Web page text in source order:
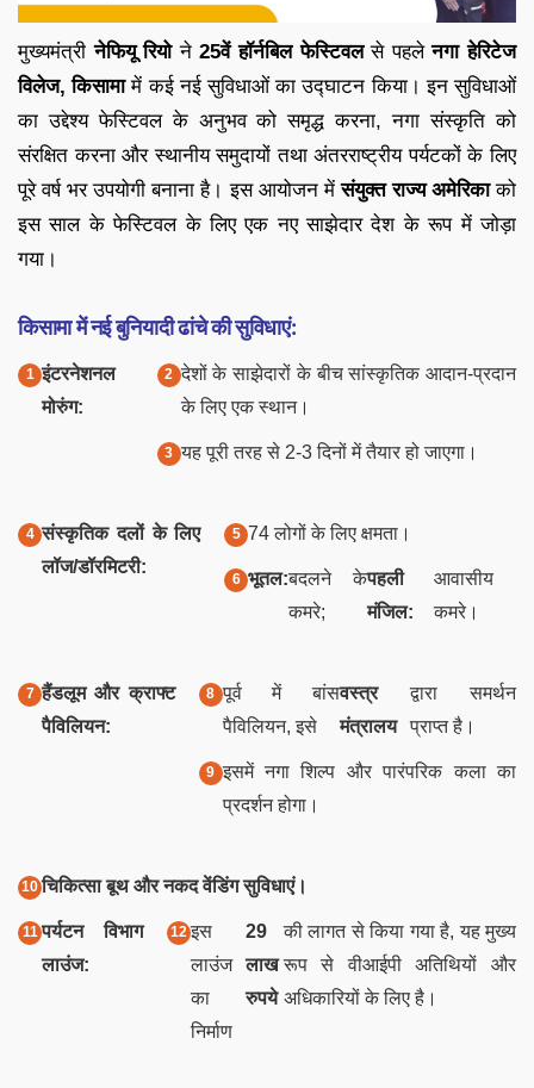
मुख्यमंत्रीनेफियू रियोने25वें हॉर्नबिल फेस्टिवलसे पहलेनगा हेरिटेज
विलेज, किसामामें कई नई सुविधाओं का उद्घाटन किया। इन सुविधाओं
का उद्देश्य फेस्टिवल के अनुभव को समृद्ध करना, नगा संस्कृति को
संरक्षित करना और स्थानीय समुदायों तथा अंतरराष्ट्रीय पर्यटकों के लिए
पूरे वर्ष भर उपयोगी बनाना है। इस आयोजन मेंसंयुक्त राज्य अमेरिकाको
इस साल के फेस्टिवल के लिए एक नए साझेदार देश के रूप में जोड़ा
गया।
किसामा में नई बुनियादी ढांचे की सुविधाएं:
इंटरनेशनल
मोरुंग:
देशों के साझेदारों के बीच सांस्कृतिक आदान-प्रदान
के लिए एक स्थान।
यह पूरी तरह से 2-3 दिनों में तैयार हो जाएगा।
संस्कृतिक दलों के लिए
लॉज/डॉरमिटरी:
74 लोगों के लिए क्षमता।
भूतल:बदलने के
कमरे;
पहली
मंजिल:
आवासीय
कमरे।
हैंडलूम और क्राफ्ट
पैविलियन:
पूर्व में बांस
पैविलियन, इसे
वस्त्र
मंत्रालय
द्वारा समर्थन
प्राप्त है।
इसमें नगा शिल्प और पारंपरिक कला का
प्रदर्शन होगा।
चिकित्सा बूथ और नकद वेंडिंग सुविधाएं।
पर्यटन विभाग
लाउंज:
इस
लाउंज
का
निर्माण
29
लाख
रुपये
की लागत से किया गया है, यह मुख्य
रूप से वीआईपी अतिथियों और
अधिकारियों के लिए है।